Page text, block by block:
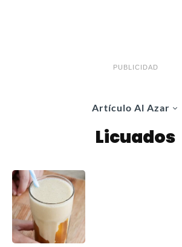
PUBLICIDAD
Artículo Al Azar
Licuados